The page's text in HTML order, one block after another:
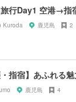
行Day1 空港→指
Kuroda 鹿児島 2
・指宿】あふれる
鹿児島 4